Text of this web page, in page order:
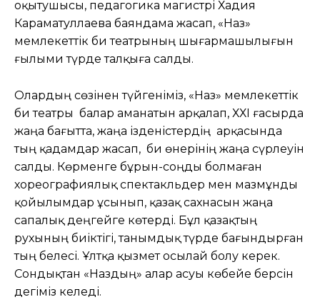
оқытушысы, педагогика магистрі Хадия
Караматуллаева баяндама жасап, «Наз»
мемлекеттік би театрының шығармашылығын
ғылыми түрде талқыға салды.
Олардың сөзінен түйгеніміз, «Наз» мемлекеттік
би театры балар аманатын арқалап, ХХІ ғасырда
жаңа бағытта, жаңа ізденістердің арқасында
тың қадамдар жасап, би өнерінің жаңа сүрлеуін
салды. Көрменге бұрын-соңды болмаған
хореографиялық спектакльдер мен мазмұнды
қойылымдар ұсынып, қазақ сахнасын жаңа
сапалық деңгейге көтерді. Бұл қазақтың
рухының биіктігі, танымдық түрде бағындырған
тың белесі. Ұлтқа қызмет осылай болу керек.
Сондықтан «Наздың» алар асуы көбейе берсін
дегіміз келеді.